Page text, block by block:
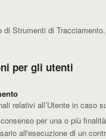
Strumenti di
per gli utenti
relativi all’Utente in caso
per una o più
all'esecuzione di un